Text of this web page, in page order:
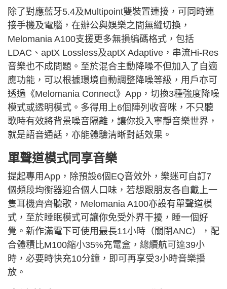
除了對應藍牙5.4及Multipoint雙裝置連接，可同時連
接手機及電腦，在辦公與娛樂之間無縫切換，
Melomania A100支援更多無損編碼格式，包括
LDAC、aptX Lossless及aptX Adaptive，串流Hi-Res
音樂也不成問題。至於混合主動降噪不但加入了自適
應功能，可以根據環境自動調整降噪等級，用戶亦可
透過《Melomania Connect》App，切換3種強度降噪
模式或透明模式。多得用上6個陣列收音咪，不只聽
歌時有效將背景噪音隔離，讓你投入寧靜音樂世界，
就是語音通話，亦能體驗清晰對話效果。
單聲道模式同享音樂
提起專用App，除預設6個EQ音效外，樂迷可自訂7
個頻段均衡器迎合個人口味，若想跟朋友各自戴上一
隻耳機齊齊聽歌，Melomania A100亦設有單聲道模
式，至於睡眠模式可讓你免受外界干擾，睡一個好
覺。新作滿電下可使用最長11小時（關閉ANC），配
合體積比M100縮小35%充電盒，總續航可達39小
時，必要時快充10分鐘，即可再享受3小時音樂播
放。